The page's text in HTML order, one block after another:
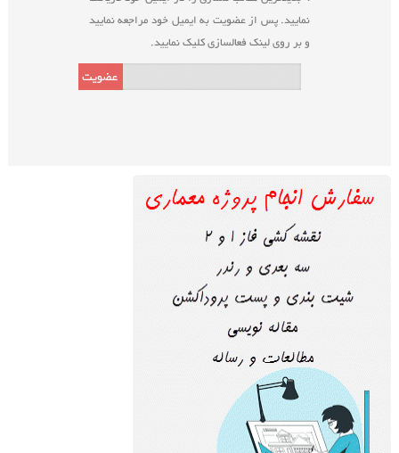
نمایید. پس از عضویت به ایمیل خود مراجعه نمایید
و بر روی لینک فعالسازی کلیک نمایید.